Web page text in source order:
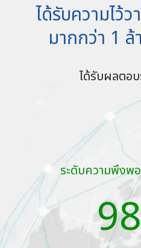
ได้รับความไว้
มากกว่า 1
ได้รับผลตอ
ระดับความพึงพ